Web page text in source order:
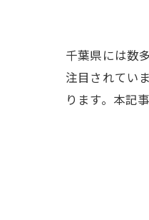
千葉県には数
注目されてい
ります。本記